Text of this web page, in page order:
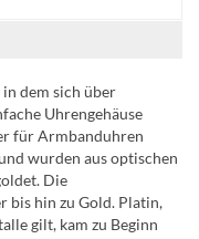
in dem sich über
Uhrengehäuse
für Armbanduhren
wurden aus optischen
Die
bis hin zu Gold. Platin,
gilt, kam zu Beginn